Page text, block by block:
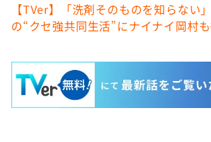
【TVer】「洗剤そのものを知らない
の“クセ強共同生活”にナイナイ岡村